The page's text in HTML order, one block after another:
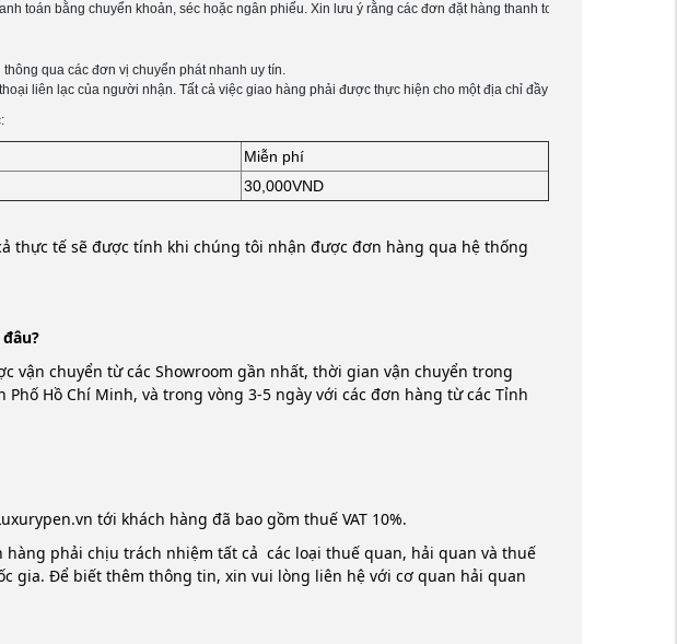
toán bằng chuyển khoản, séc hoặc ngân phiếu. Xin lưu ý rằng các đơn đặt hàng thanh toán bằng chuyển
liên lạc của người nhận. Tất cả việc giao hàng phải được thực hiện cho một địa chỉ đầy đủ
Miễn phí
30,000VND
thực tế sẽ được tính khi chúng tôi nhận được đơn hàng qua hệ thống
đâu?
vận chuyển từ các Showroom gần nhất, thời gian vận chuyển trong
Hồ Chí Minh, và trong vòng 3-5 ngày với các đơn hàng từ các Tỉnh
tới khách hàng đã bao gồm thuế VAT 10%.
phải chịu trách nhiệm tất cả các loại thuế quan, hải quan và thuế
gia. Để biết thêm thông tin, xin vui lòng liên hệ với cơ quan hải quan